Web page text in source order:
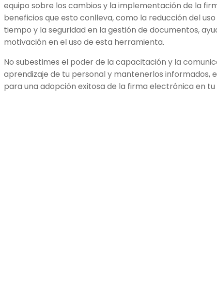
equipo sobre los cambios y la implementación de la
beneficios que esto conlleva, como la reducción del
tiempo y la seguridad en la gestión de documentos,
motivación en el uso de esta herramienta.
No subestimes el poder de la capacitación y la
aprendizaje de tu personal y mantenerlos informados,
para una adopción exitosa de la firma electrónica en